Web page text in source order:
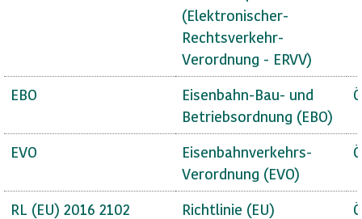
(Elektronischer-
Rechtsverkehr-
Verordnung - ERVV)
EBO
Eisenbahn-Bau- und
Betriebsordnung (EBO)
EVO
Eisenbahnverkehrs-
Verordnung (EVO)
RL (EU) 2016 2102
Richtlinie (EU)